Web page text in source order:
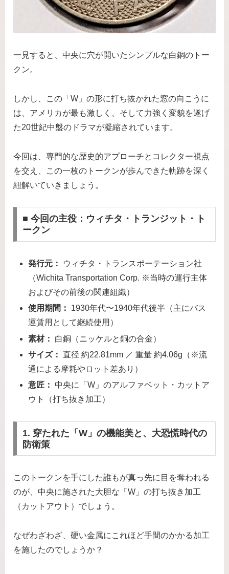
一見すると、中央に穴が開いたシンプルな白銅のトー
クン。
しかし、この「W」の形に打ち抜かれた窓の向こうに
は、アメリカが最も激しく、そして力強く変貌を遂げ
た20世紀中盤のドラマが凝縮されています。
今回は、専門的な歴史的アプローチとコレクター視点
を交え、この一枚のトークンが歩んできた軌跡を深く
紐解いていきましょう。
■ 今回の主役：ウィチタ・トランジット・ト
ークン
発行元：
ウィチタ・トランスポーテーション社
（Wichita Transportation Corp. ※当時の運行主体
およびその前後の関連組織）
使用期間：
1930年代〜1940年代後半（主にバス
運賃用として継続使用）
素材：
白銅（ニッケルと銅の合金）
サイズ： 直径 約22.81mm ／ 重量 約4.06g（※流
通による摩耗やロット差あり）
意匠：
中央に「W」のアルファベット・カットア
ウト（打ち抜き加工）
1. 穿たれた「W」の機能美と、大恐慌時代の
防衛策
このトークンを手にした誰もが真っ先に目を奪われる
のが、中央に施された大胆な「W」の打ち抜き加工
（カットアウト）でしょう。
なぜわざわざ、硬い金属にこれほど手間のかかる加工
を施したのでしょうか？